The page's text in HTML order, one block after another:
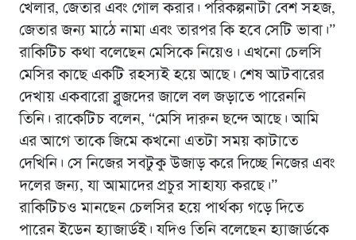
খেলার, জেতার এবং গোল করার। পরিকল্পনাটা বেশ সহজ,
জেতার জন্য মাঠে নামা এবং তারপর কি হবে সেটি ভাবা।”
রাকিটিচ কথা বলেছেন মেসিকে নিয়েও। এখনো চেলসি
মেসির কাছে একটি রহস্যই হয়ে আছে। শেষ আটবারের
দেখায় একবারো ব্লুজদের জালে বল জড়াতে পারেননি
তিনি। রাকেটিচ বলেন, “মেসি দারুন ছন্দে আছে। আমি
এর আগে তাকে জিমে কখনো এতটা সময় কাটাতে
দেখিনি। সে নিজের সবটুকু উজাড় করে দিচ্ছে নিজের এবং
দলের জন্য, যা আমাদের প্রচুর সাহায্য করছে।”
রাকিটিচও মানছেন চেলসির হয়ে পার্থক্য গড়ে দিতে
পারেন ইডেন হ্যাজার্ডই। যদিও তিনি বলেছেন হ্যাজার্ডকে